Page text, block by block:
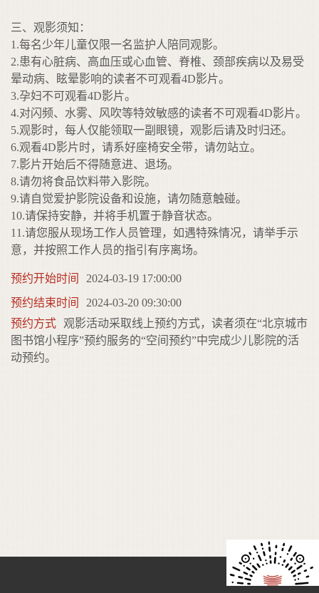
三、观影须知：
1.每名少年儿童仅限一名监护人陪同观影。
2.患有心脏病、高血压或心血管、脊椎、颈部疾病以及易受
晕动病、眩晕影响的读者不可观看4D影片。
3.孕妇不可观看4D影片。
4.对闪频、水雾、风吹等特效敏感的读者不可观看4D影片。
5.观影时，每人仅能领取一副眼镜，观影后请及时归还。
6.观看4D影片时，请系好座椅安全带，请勿站立。
7.影片开始后不得随意进、退场。
8.请勿将食品饮料带入影院。
9.请自觉爱护影院设备和设施，请勿随意触碰。
10.请保持安静，并将手机置于静音状态。
11.请您服从现场工作人员管理，如遇特殊情况，请举手示
意，并按照工作人员的指引有序离场。
预约开始时间
2024-03-19 17:00:00
预约结束时间
2024-03-20 09:30:00
预约方式 观影活动采取线上预约方式，读者须在“北京城市
图书馆小程序”预约服务的“空间预约”中完成少儿影院的活
动预约。